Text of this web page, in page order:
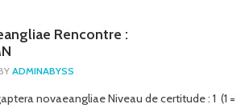
Rencontre :
ADMINABYSS
novaeangliae Niveau de certitude : 1 (1 =